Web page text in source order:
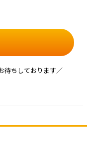
待ちしております／